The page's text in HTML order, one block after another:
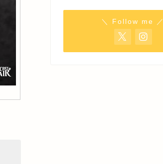
＼ Follow me ／